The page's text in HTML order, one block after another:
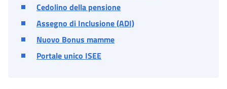
Cedolino della pensione
Assegno di Inclusione (ADI)
Nuovo Bonus mamme
Portale unico ISEE